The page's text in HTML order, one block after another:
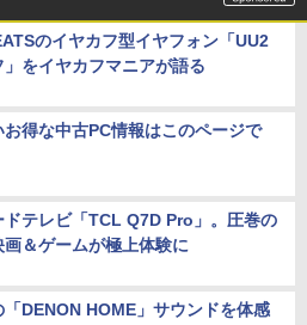
のイヤカフ型イヤフォン「UU2
」をイヤカフマニアが語る
得な中古PC情報はこのページで
ドテレビ「TCL Q7D Pro」。圧巻の
＆ゲームが極上体験に
DENON HOME」サウンドを体感